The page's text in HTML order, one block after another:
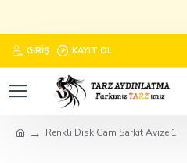
GIRIŞ KAYIT OL
Renkli Disk Cam Sarkıt Avize 1